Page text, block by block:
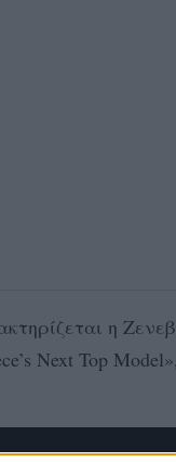
η
Next Top